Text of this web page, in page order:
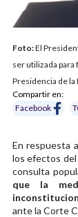
Foto:El
ser utilizada
Presidencia de la
Compartir en:
Facebook
En respuesta
los efectos del
consulta
que la
ante la Corte